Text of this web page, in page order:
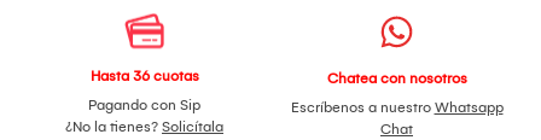
Hasta 36 cuotas
Pagando con Sip
¿No la tienes? Solicítala
Chatea con nosotros
Escríbenos a nuestro Whatsapp
Chat